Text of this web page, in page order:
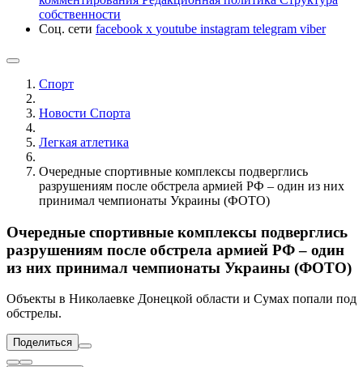
собственности
Соц. сети facebook x youtube instagram telegram viber
Спорт
Новости Cпорта
Легкая атлетика
Очередные спортивные комплексы подверглись
разрушениям после обстрела армией РФ – один из них
принимал чемпионаты Украины (ФОТО)
Очередные спортивные комплексы подверглись
разрушениям после обстрела армией РФ – один
из них принимал чемпионаты Украины (ФОТО)
Объекты в Николаевке Донецкой области и Сумах попали под
обстрелы.
Поделиться